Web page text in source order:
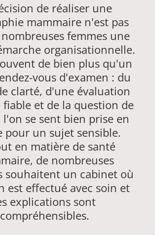
de réaliser une
mammaire n'est pas
femmes une
organisationnelle.
de bien plus qu'un
vous d'examen : du
clarté, d'une évaluation
fiable et de la question de
l'on se sent bien prise en
pour un sujet sensible.
en matière de santé
de nombreuses
souhaitent un cabinet où
est effectué avec soin et
explications sont
compréhensibles.